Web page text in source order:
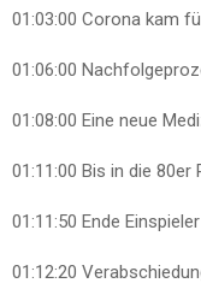
01:03:00 Corona kam
01:06:00
01:08:00 Eine neue
01:11:00 Bis in die 80er
01:11:50 Ende Einspieler
01:12:20